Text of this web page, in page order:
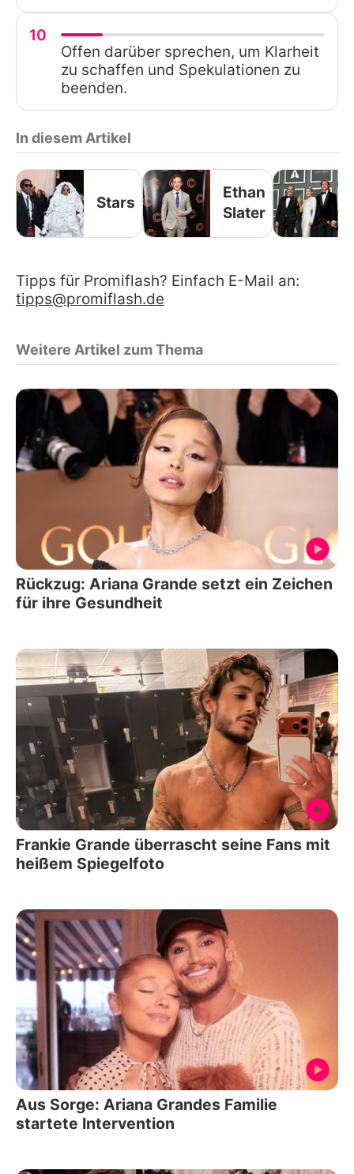
10
Offen darüber sprechen, um Klarheit
zu schaffen und Spekulationen zu
beenden.
In diesem Artikel
Stars
Ethan
Slater
Tipps für Promiflash? Einfach E-Mail an:
tipps@promiflash.de
Weitere Artikel zum Thema
Rückzug: Ariana Grande setzt ein Zeichen
für ihre Gesundheit
Frankie Grande überrascht seine Fans mit
heißem Spiegelfoto
Aus Sorge: Ariana Grandes Familie
startete Intervention